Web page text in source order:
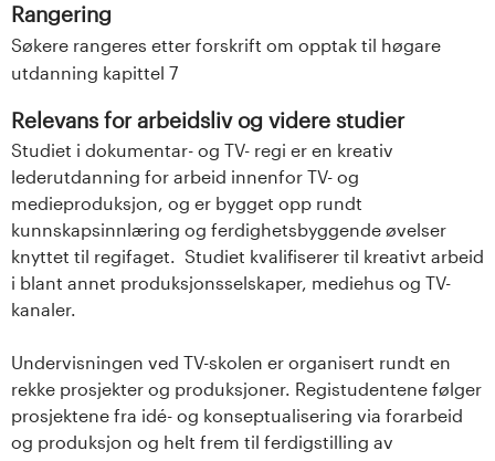
Rangering
Søkere rangeres etter forskrift om opptak til høgare
utdanning kapittel 7
Relevans for arbeidsliv og videre studier
Studiet i dokumentar- og TV- regi er en kreativ
lederutdanning for arbeid innenfor TV- og
medieproduksjon, og er bygget opp rundt
kunnskapsinnlæring og ferdighetsbyggende øvelser
knyttet til regifaget. Studiet kvalifiserer til kreativt arbeid
i blant annet produksjonsselskaper, mediehus og TV-
kanaler.
Undervisningen ved TV-skolen er organisert rundt en
rekke prosjekter og produksjoner. Registudentene følger
prosjektene fra idé- og konseptualisering via forarbeid
og produksjon og helt frem til ferdigstilling av